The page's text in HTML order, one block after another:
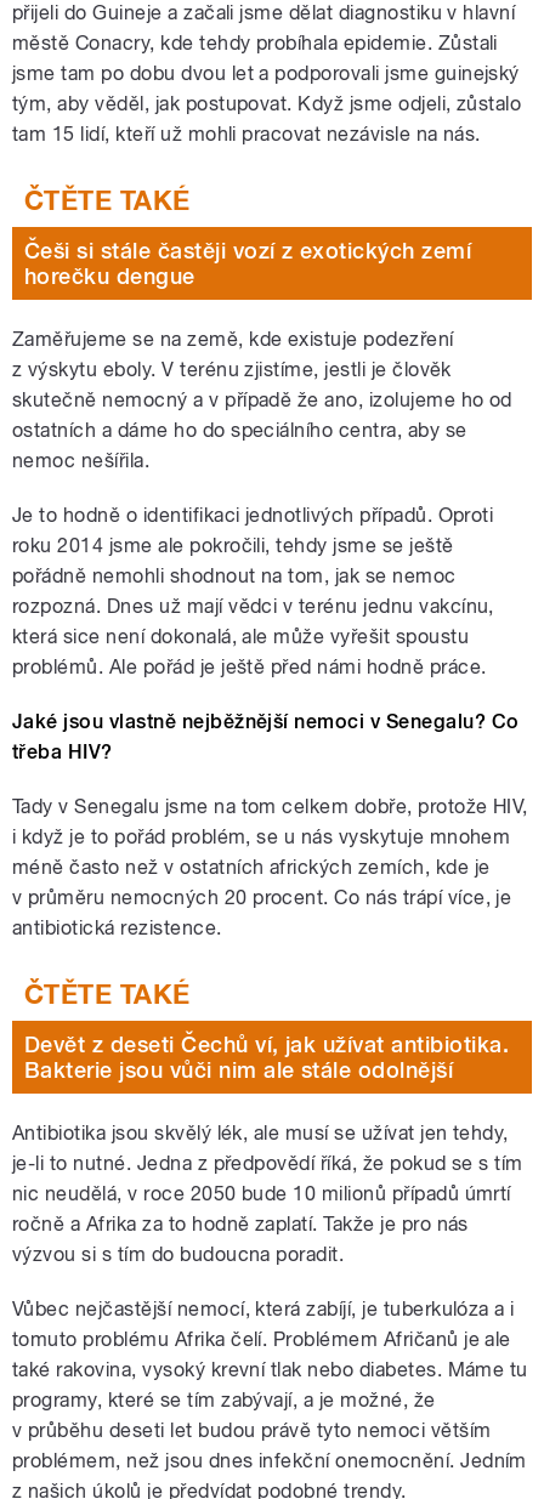
přijeli do Guineje a začali jsme dělat diagnostiku v hlavní
městě Conacry, kde tehdy probíhala epidemie. Zůstali
jsme tam po dobu dvou let a podporovali jsme guinejský
tým, aby věděl, jak postupovat. Když jsme odjeli, zůstalo
tam 15 lidí, kteří už mohli pracovat nezávisle na nás.
Češi si stále častěji vozí z exotických zemí
horečku dengue
Zaměřujeme se na země, kde existuje podezření
z výskytu eboly. V terénu zjistíme, jestli je člověk
skutečně nemocný a v případě že ano, izolujeme ho od
ostatních a dáme ho do speciálního centra, aby se
nemoc nešířila.
Je to hodně o identifikaci jednotlivých případů. Oproti
roku 2014 jsme ale pokročili, tehdy jsme se ještě
pořádně nemohli shodnout na tom, jak se nemoc
rozpozná. Dnes už mají vědci v terénu jednu vakcínu,
která sice není dokonalá, ale může vyřešit spoustu
problémů. Ale pořád je ještě před námi hodně práce.
Jaké jsou vlastně nejběžnější nemoci v Senegalu? Co
třeba HIV?
Tady v Senegalu jsme na tom celkem dobře, protože HIV,
i když je to pořád problém, se u nás vyskytuje mnohem
méně často než v ostatních afrických zemích, kde je
v průměru nemocných 20 procent. Co nás trápí více, je
antibiotická rezistence.
Devět z deseti Čechů ví, jak užívat antibiotika.
Bakterie jsou vůči nim ale stále odolnější
Antibiotika jsou skvělý lék, ale musí se užívat jen tehdy,
je-li to nutné. Jedna z předpovědí říká, že pokud se s tím
nic neudělá, v roce 2050 bude 10 milionů případů úmrtí
ročně a Afrika za to hodně zaplatí. Takže je pro nás
výzvou si s tím do budoucna poradit.
Vůbec nejčastější nemocí, která zabíjí, je tuberkulóza a i
tomuto problému Afrika čelí. Problémem Afričanů je ale
také rakovina, vysoký krevní tlak nebo diabetes. Máme tu
programy, které se tím zabývají, a je možné, že
v průběhu deseti let budou právě tyto nemoci větším
problémem, než jsou dnes infekční onemocnění. Jedním
z našich úkolů je předvídat podobné trendy.